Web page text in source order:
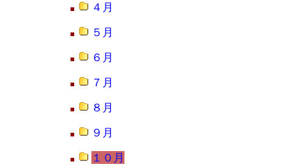
４月
５月
６月
７月
８月
９月
１０月